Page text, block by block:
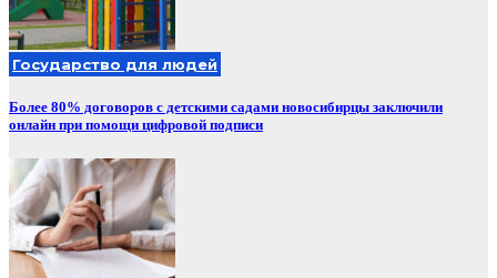
Государство для людей
Более 80% договоров с детскими садами новосибирцы заключили
онлайн при помощи цифровой подписи